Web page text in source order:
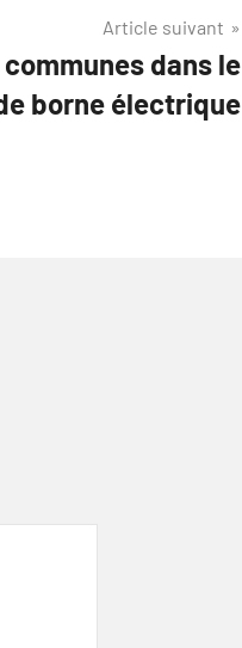
Article suivant
dans le
borne électrique